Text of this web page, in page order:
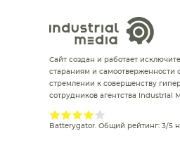
Сайт создан и работает
стараниям и самоотверженности
стремлении к совершенству
сотрудников агентства Industrial
Batterygator. Общий рейтинг: 3/5